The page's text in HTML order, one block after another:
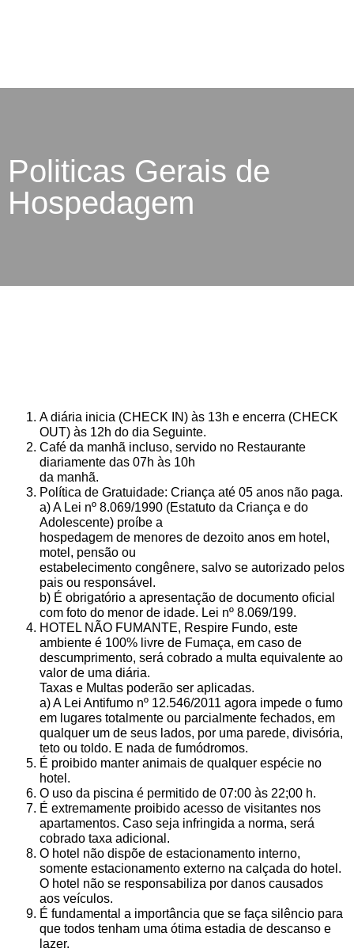
Politicas Gerais de
Hospedagem
A diária inicia (CHECK IN) às 13h e encerra (CHECK
OUT) às 12h do dia Seguinte.
Café da manhã incluso, servido no Restaurante
diariamente das 07h às 10h
da manhã.
Política de Gratuidade: Criança até 05 anos não paga.
a) A Lei nº 8.069/1990 (Estatuto da Criança e do
Adolescente) proíbe a
hospedagem de menores de dezoito anos em hotel,
motel, pensão ou
estabelecimento congênere, salvo se autorizado pelos
pais ou responsável.
b) É obrigatório a apresentação de documento oficial
com foto do menor de idade. Lei nº 8.069/199.
HOTEL NÃO FUMANTE, Respire Fundo, este
ambiente é 100% livre de Fumaça, em caso de
descumprimento, será cobrado a multa equivalente ao
valor de uma diária.
Taxas e Multas poderão ser aplicadas.
a) A Lei Antifumo nº 12.546/2011 agora impede o fumo
em lugares totalmente ou parcialmente fechados, em
qualquer um de seus lados, por uma parede, divisória,
teto ou toldo. E nada de fumódromos.
É proibido manter animais de qualquer espécie no
hotel.
O uso da piscina é permitido de 07:00 às 22;00 h.
É extremamente proibido acesso de visitantes nos
apartamentos. Caso seja infringida a norma, será
cobrado taxa adicional.
O hotel não dispõe de estacionamento interno,
somente estacionamento externo na calçada do hotel.
O hotel não se responsabiliza por danos causados
aos veículos.
É fundamental a importância que se faça silêncio para
que todos tenham uma ótima estadia de descanso e
lazer.